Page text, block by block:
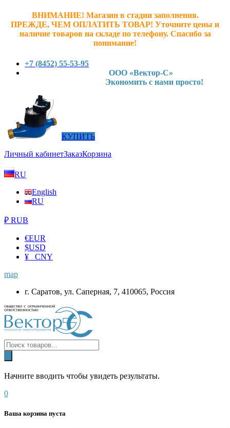
ВНИМАНИЕ! Магазин в стадии заполнения.
ПРЕЖДЕ, ЧЕМ ОПЛАТИТЬ ТОВАР! Уточните цены и
наличие товаров на складе по телефону. Спасибо за
понимание!
+7 (8452) 55-53-95
ООО «Вектор-С»
Экономить с нами просто!
КУПИТЬ
Личный кабинетЗаказКорзина
RU
English
RU
₽ RUB
€EUR
$USD
¥ CNY
map
г. Саратов, ул. Саперная, 7, 410065, Россия
Начните вводить чтобы увидеть результаты.
0
Ваша корзина пуста